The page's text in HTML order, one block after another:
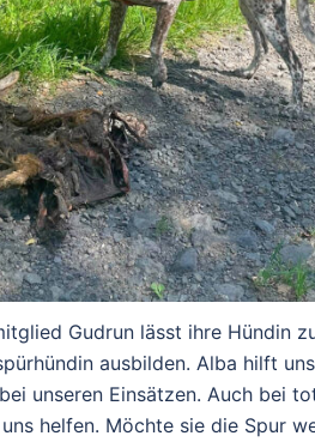
Gudrun lässt ihre Hündin
ausbilden. Alba hilft uns
unseren Einsätzen. Auch bei
helfen. Möchte sie die Spur